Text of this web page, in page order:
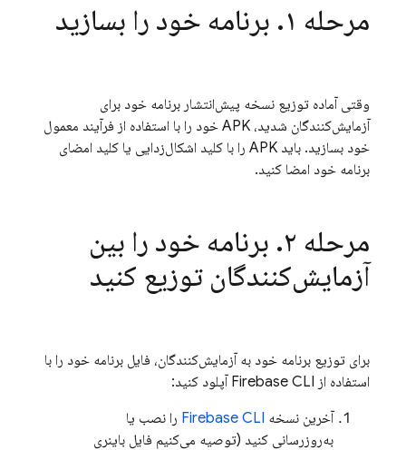
مرحله ۱ . برنامه خود را بسازید
وقتی آماده توزیع نسخه پیش‌انتشار برنامه خود برای
آزمایش‌کنندگان شدید، APK خود را با استفاده از فرآیند معمول
خود بسازید. باید APK را با کلید اشکال‌زدایی یا کلید امضای
برنامه خود امضا کنید.
مرحله ۲ . برنامه خود را بین
آزمایش‌کنندگان توزیع کنید
برای توزیع برنامه خود به آزمایش‌کنندگان، فایل برنامه خود را با
استفاده از
Firebase CLI آپلود کنید:
آخرین نسخه
Firebase CLI
را نصب یا
به‌روزرسانی کنید (توصیه می‌کنیم فایل باینری